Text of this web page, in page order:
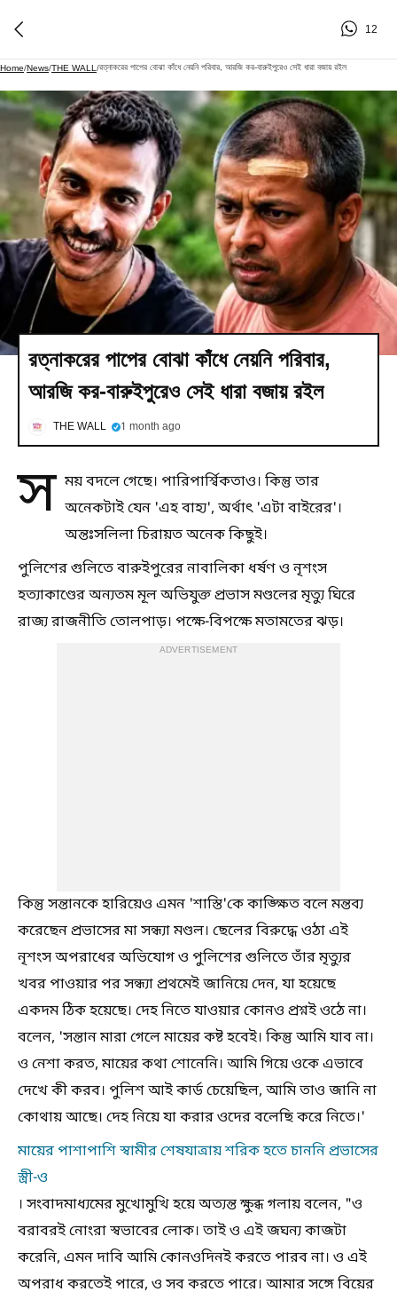
12
Home/News/THE WALL /রত্নাকরের পাপের বোঝা কাঁধে নেয়নি পরিবার, আরজি কর-বারুইপুরেও সেই ধারা বজায় রইল
রত্নাকরের পাপের বোঝা কাঁধে নেয়নি পরিবার,
আরজি কর-বারুইপুরেও সেই ধারা বজায় রইল
THE WALL 1 month ago
স ময় বদলে গেছে। পারিপার্শ্বিকতাও। কিন্তু তার
অনেকটাই যেন 'এহ বাহ্য', অর্থাৎ 'এটা বাইরের'।
অন্তঃসলিলা চিরায়ত অনেক কিছুই।
পুলিশের গুলিতে বারুইপুরের নাবালিকা ধর্ষণ ও নৃশংস
হত্যাকাণ্ডের অন্যতম মূল অভিযুক্ত প্রভাস মণ্ডলের মৃত্যু ঘিরে
রাজ্য রাজনীতি তোলপাড়। পক্ষে-বিপক্ষে মতামতের ঝড়।
ADVERTISEMENT
কিন্তু সন্তানকে হারিয়েও এমন 'শাস্তি'কে কাঙ্ক্ষিত বলে মন্তব্য
করেছেন প্রভাসের মা সন্ধ্যা মণ্ডল। ছেলের বিরুদ্ধে ওঠা এই
নৃশংস অপরাধের অভিযোগ ও পুলিশের গুলিতে তাঁর মৃত্যুর
খবর পাওয়ার পর সন্ধ্যা প্রথমেই জানিয়ে দেন, যা হয়েছে
একদম ঠিক হয়েছে। দেহ নিতে যাওয়ার কোনও প্রশ্নই ওঠে না।
বলেন, 'সন্তান মারা গেলে মায়ের কষ্ট হবেই। কিন্তু আমি যাব না।
ও নেশা করত, মায়ের কথা শোনেনি। আমি গিয়ে ওকে এভাবে
দেখে কী করব। পুলিশ আই কার্ড চেয়েছিল, আমি তাও জানি না
কোথায় আছে। দেহ নিয়ে যা করার ওদের বলেছি করে নিতে।'
মায়ের পাশাপাশি স্বামীর শেষযাত্রায় শরিক হতে চাননি প্রভাসের
স্ত্রী-ও
। সংবাদমাধ্যমের মুখোমুখি হয়ে অত্যন্ত ক্ষুব্ধ গলায় বলেন, "ও
বরাবরই নোংরা স্বভাবের লোক। তাই ও এই জঘন্য কাজটা
করেনি, এমন দাবি আমি কোনওদিনই করতে পারব না। ও এই
অপরাধ করতেই পারে, ও সব করতে পারে। আমার সঙ্গে বিয়ের